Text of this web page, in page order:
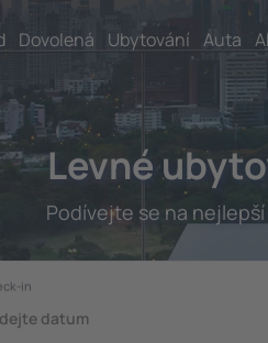
Dovolená Ubytování Auta
Levné
Podívejte se na